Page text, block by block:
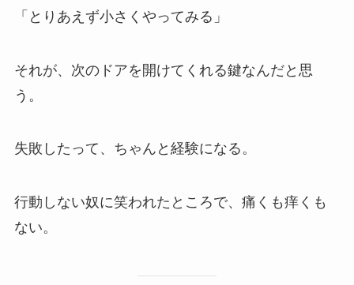
「とりあえず小さくやってみる」
それが、次のドアを開けてくれる鍵なんだと思
う。
失敗したって、ちゃんと経験になる。
行動しない奴に笑われたところで、痛くも痒くも
ない。